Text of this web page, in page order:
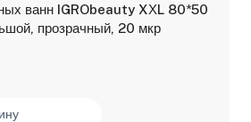
ванн IGRObeauty XХL 80*50
прозрачный, 20 мкр